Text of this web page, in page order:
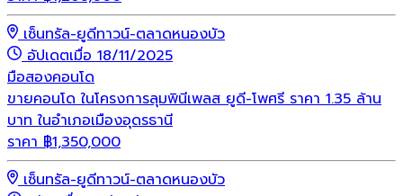
เซ็นทรัล-ยูดีทาวน์-ตลาดหนองบัว
อัปเดตเมื่อ 18/11/2025
มือสองคอนโด
ขายคอนโด ในโครงการลุมพินีเพลส ยูดี-โพศรี ราคา 1.35 ล้าน
บาท ในอำเภอเมืองอุดรธานี
ราคา ฿1,350,000
เซ็นทรัล-ยูดีทาวน์-ตลาดหนองบัว